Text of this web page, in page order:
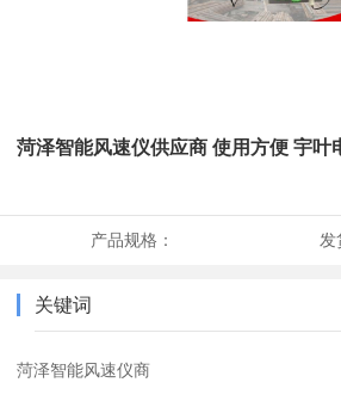
菏泽智能风速仪供应商 使用方便 宇叶
产品规格： 发
关键词
菏泽智能风速仪商